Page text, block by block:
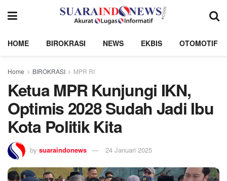
HOME BIROKRASI NEWS EKBIS OTOMOTIF
Home BIROKRASI MPR RI
Ketua MPR Kunjungi IKN,
Optimis 2028 Sudah Jadi Ibu
Kota Politik Kita
by suaraindonews 24 Januari 2025